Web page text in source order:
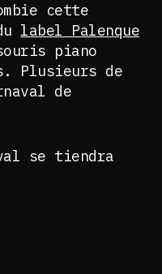
cette
label Palenque
piano
Plusieurs de
de
se tiendra